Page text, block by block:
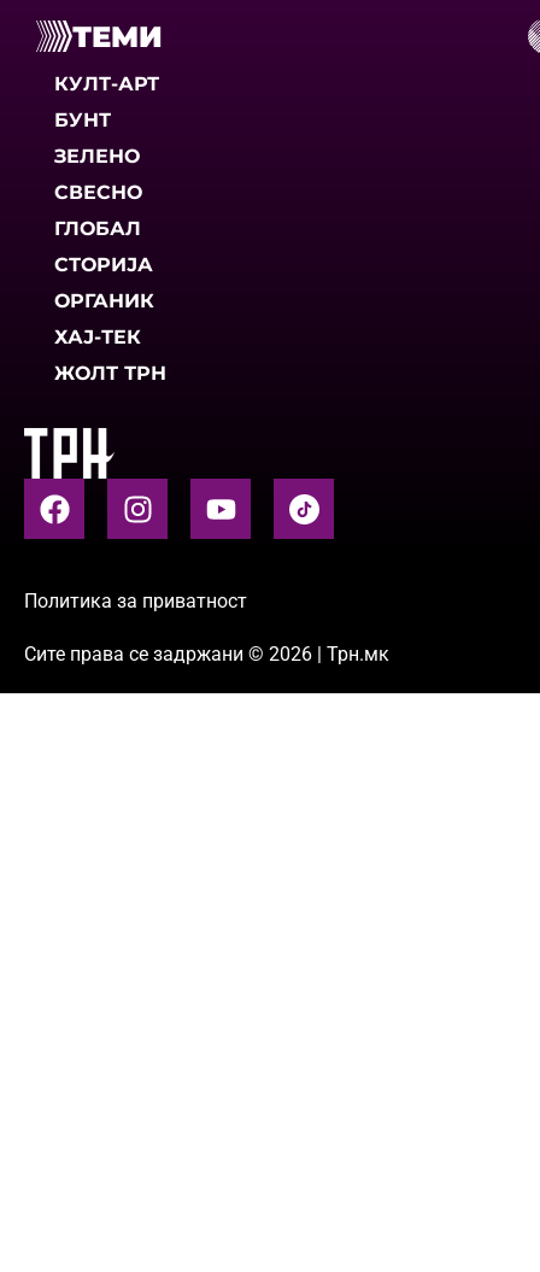
ТЕМИ
КУЛТ-АРТ
БУНТ
ЗЕЛЕНО
СВЕСНО
ГЛОБАЛ
СТОРИЈА
ОРГАНИК
ХАЈ-ТЕК
ЖОЛТ ТРН
Политика за приватност
Сите права се задржани © 2026 | Трн.мк